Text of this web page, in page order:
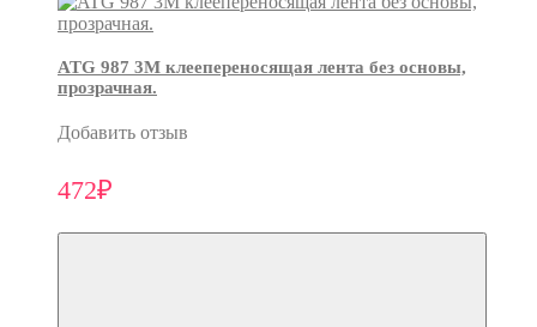
ATG 987 3М клеепереносящая лента без основы,
прозрачная.
Добавить отзыв
472₽